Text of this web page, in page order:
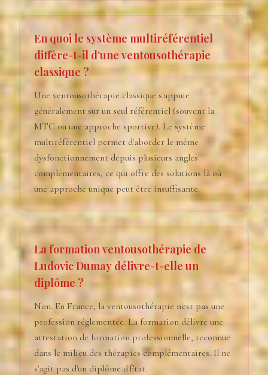
En quoi le système multiréférentiel
diffère-t-il d'une ventousothérapie
classique ?
Une ventousothérapie classique s'appuie
généralement sur un seul référentiel (souvent la
MTC ou une approche sportive). Le système
multiréférentiel permet d'aborder le même
dysfonctionnement depuis plusieurs angles
complémentaires, ce qui offre des solutions là où
une approche unique peut être insuffisante.
La formation ventousothérapie de
Ludovic Dumay délivre-t-elle un
diplôme ?
Non. En France, la ventousothérapie n'est pas une
profession réglementée. La formation délivre une
attestation de formation professionnelle, reconnue
dans le milieu des thérapies complémentaires. Il ne
s'agit pas d'un diplôme d'État.